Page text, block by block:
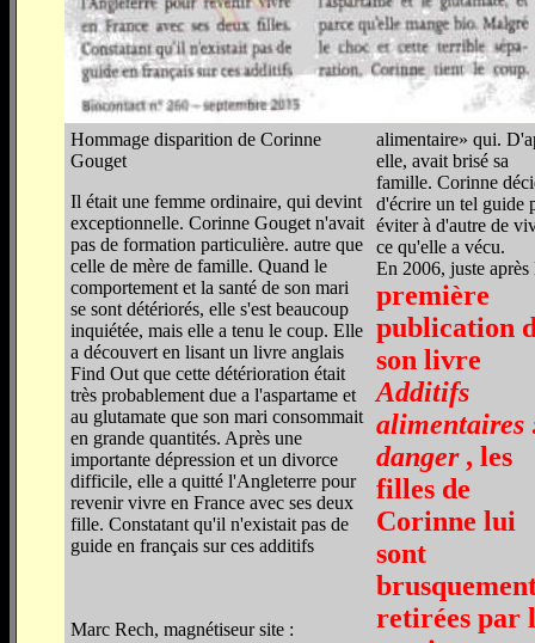
Hommage disparition de Corinne
Gouget
Il était une femme ordinaire, qui devint
exceptionnelle. Corinne Gouget n'avait
pas de formation particulière. autre que
celle de mère de famille. Quand le
comportement et la santé de son mari
se sont détériorés, elle s'est beaucoup
inquiétée, mais elle a tenu le coup. Elle
a découvert en lisant un livre anglais
Find Out que cette détérioration était
très probablement due a l'aspartame et
au glutamate que son mari consommait
en grande quantités. Après une
importante dépression et un divorce
difficile, elle a quitté l'Angleterre pour
revenir vivre en France avec ses deux
fille. Constatant qu'il n'existait pas de
guide en français sur ces additifs
Marc Rech, magnétiseur site :
alimentaire» qui.
elle, avait brisé sa
famille. Corinne
d'écrire un tel guide
éviter à d'autre de
ce qu'elle a vécu.
En 2006, juste après
première
publication
son livre
Additifs
alimentaires
danger , les
filles de
Corinne lui
sont
retirées par